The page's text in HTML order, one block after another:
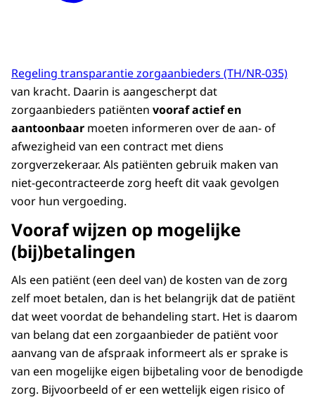
Regeling transparantie zorgaanbieders (TH/NR-035)
van kracht. Daarin is aangescherpt dat
zorgaanbieders patiënten vooraf actief en
aantoonbaar moeten informeren over de aan- of
afwezigheid van een contract met diens
zorgverzekeraar. Als patiënten gebruik maken van
niet-gecontracteerde zorg heeft dit vaak gevolgen
voor hun vergoeding.
Vooraf wijzen op mogelijke
(bij)betalingen
Als een patiënt (een deel van) de kosten van de zorg
zelf moet betalen, dan is het belangrijk dat de patiënt
dat weet voordat de behandeling start. Het is daarom
van belang dat een zorgaanbieder de patiënt voor
aanvang van de afspraak informeert als er sprake is
van een mogelijke eigen bijbetaling voor de benodigde
zorg. Bijvoorbeeld of er een wettelijk eigen risico of